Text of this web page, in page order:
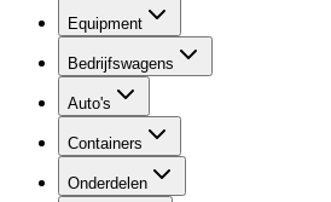
Equipment
Bedrijfswagens
Auto's
Containers
Onderdelen